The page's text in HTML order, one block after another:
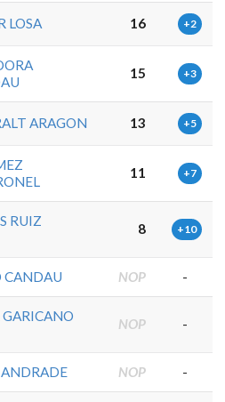
LOSA 16 +2
15 +3
ARAGON 13 +5
11 +7
RUIZ
8 +10
CANDAU NOP -
NOP -
NOP -